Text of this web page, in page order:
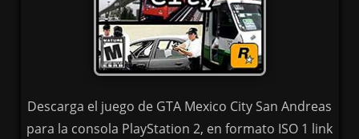
Descarga el juego de GTA Mexico City San Andreas
para la consola PlayStation 2, en formato ISO 1 link